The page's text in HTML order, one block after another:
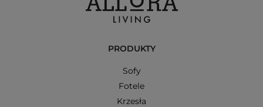
PRODUKTY
Sofy
Fotele
Krzesła